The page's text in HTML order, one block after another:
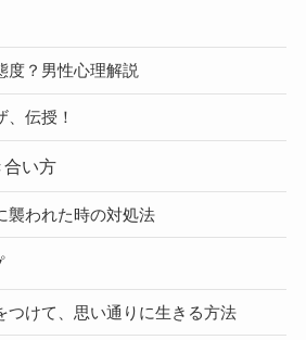
度？男性心理解説
、伝授！
合い方
襲われた時の対処法
つけて、思い通りに生きる方法